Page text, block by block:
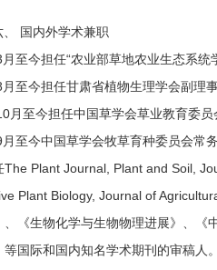
、 国内外学术兼职
至今担任“农业部草地农业生态系统
至今担任甘肃省植物生理学会副理事
月至今担任中国草学会草业教育委员
至今中国草学会牧草育种委员会常务
The Plant Journal, Plant and Soil,
Plant Biology, Journal of
、《生物化学与生物物理进展》、《
国际和国内知名学术期刊的审稿人。